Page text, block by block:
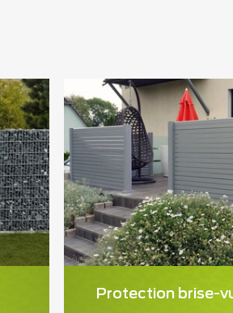
Protection brise-